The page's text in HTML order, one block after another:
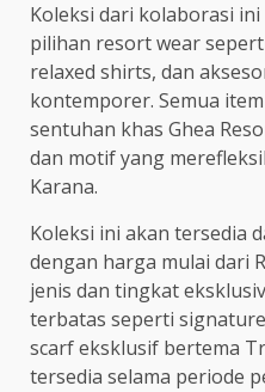
Koleksi dari kolaborasi
pilihan resort wear
relaxed shirts, dan
kontemporer. Semua
sentuhan khas Ghea
dan motif yang
Karana.
Koleksi ini akan tersedia
dengan harga mulai dari
jenis dan tingkat
terbatas seperti
scarf eksklusif bertema
tersedia selama periode